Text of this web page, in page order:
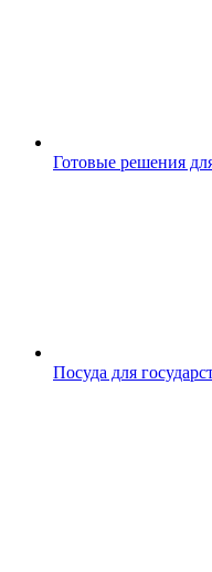
Готовые решения
Посуда для